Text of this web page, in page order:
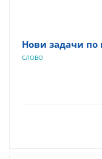
Нови задачи по
СЛОВО